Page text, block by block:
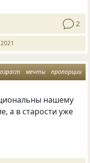
2
мечты пропорции
нашему
а в старости уже